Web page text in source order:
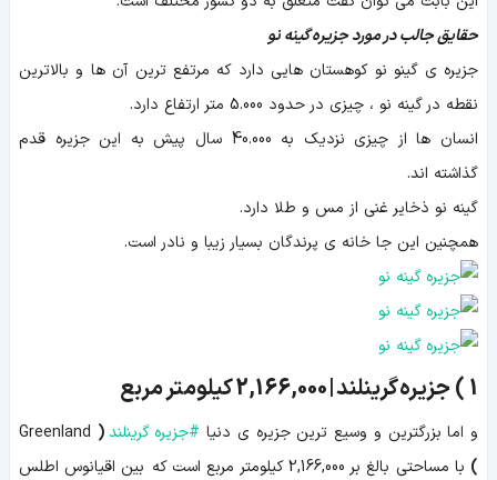
حقایق جالب در مورد جزیره گینه نو
جزیره ی گینو نو کوهستان هایی دارد که مرتفع ترین آن ها و بالاترین
نقطه در گینه نو ، چیزی در حدود 5.000 متر ارتفاع دارد.
انسان ها از چیزی نزدیک به 40.000 سال پیش به این جزیره قدم
گذاشته اند.
گینه نو ذخایر غنی از مس و طلا دارد.
همچنین این جا خانه ی پرندگان بسیار زیبا و نادر است.
1 ) جزیره گرینلند |2,166,000کیلومتر مربع
و اما بزرگترین و وسیع ترین جزیره ی دنیا #جزیره گرینلند(
Greenland
)
با مساحتی بالغ بر 2,166,000 کیلومتر مربع است که بین اقیانوس اطلس